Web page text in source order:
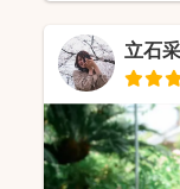
立石